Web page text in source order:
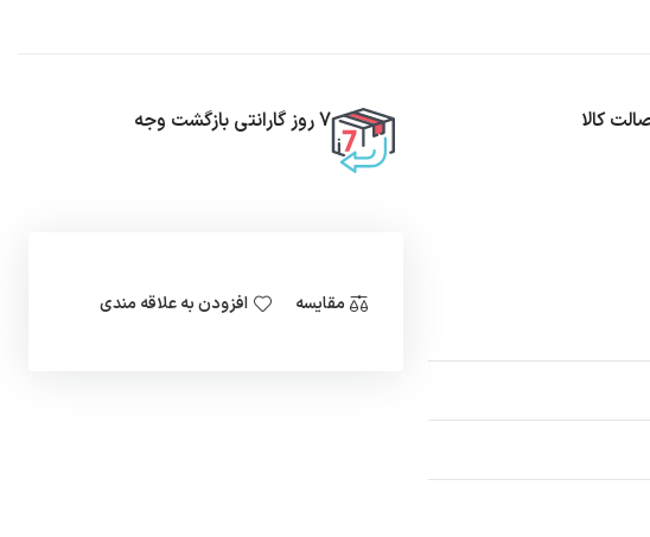
کالا 7 روز گارانتی بازگشت وجه
مقایسه افزودن به علاقه مندی